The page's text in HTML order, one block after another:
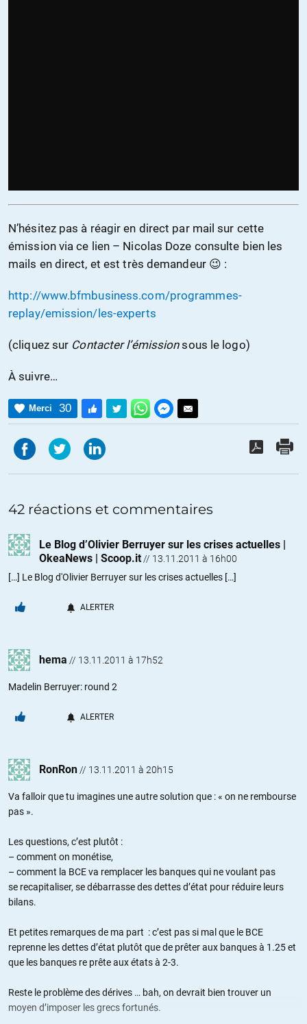
N’hésitez pas à réagir en direct par mail sur cette
émission via ce lien – Nicolas Doze consulte bien les
mails en direct, et est très demandeur 😉 :
http://www.bfmbusiness.com/programmes-
replay/emission/les-experts
(cliquez sur Contacter l’émissionsous le logo)
À suivre…
Merci 30
42 réactions et commentaires
Le Blog d’Olivier Berruyer sur les crises actuelles |
OkeaNews | Scoop.it// 13.11.2011 à 16h00
[…] Le Blog d'Olivier Berruyer sur les crises actuelles […]
ALERTER
hema // 13.11.2011 à 17h52
Madelin Berruyer: round 2
ALERTER
RonRon// 13.11.2011 à 20h15
Va falloir que tu imagines une autre solution que : « on ne rembourse
pas ».
Les questions, c’est plutôt :
– comment on monétise,
– comment la BCE va remplacer les banques qui ne voulant pas
se recapitaliser, se débarrasse des dettes d’état pour réduire leurs
bilans.
Et petites remarques de ma part : c’est pas si mal que le BCE
reprenne les dettes d’état plutôt que de prêter aux banques à 1.25 et
que les banques re prête aux états à 2-3.
Reste le problème des dérives … bah, on devrait bien trouver un
moyen d’imposer les grecs fortunés.